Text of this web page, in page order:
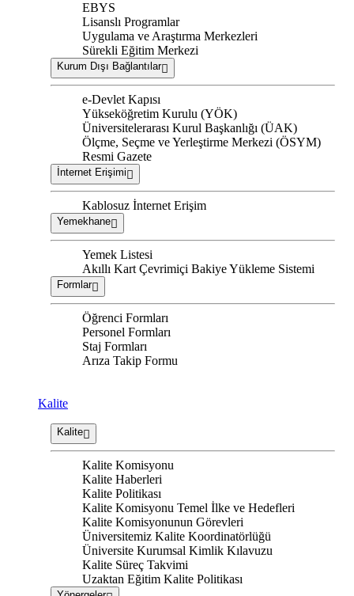
EBYS
Lisanslı Programlar
Uygulama ve Araştırma Merkezleri
Sürekli Eğitim Merkezi
Kurum Dışı Bağlantılar
e-Devlet Kapısı
Yükseköğretim Kurulu (YÖK)
Üniversitelerarası Kurul Başkanlığı (ÜAK)
Ölçme, Seçme ve Yerleştirme Merkezi (ÖSYM)
Resmi Gazete
İnternet Erişimi
Kablosuz İnternet Erişim
Yemekhane
Yemek Listesi
Akıllı Kart Çevrimiçi Bakiye Yükleme Sistemi
Formlar
Öğrenci Formları
Personel Formları
Staj Formları
Arıza Takip Formu
Kalite
Kalite
Kalite Komisyonu
Kalite Haberleri
Kalite Politikası
Kalite Komisyonu Temel İlke ve Hedefleri
Kalite Komisyonunun Görevleri
Üniversitemiz Kalite Koordinatörlüğü
Üniversite Kurumsal Kimlik Kılavuzu
Kalite Süreç Takvimi
Uzaktan Eğitim Kalite Politikası